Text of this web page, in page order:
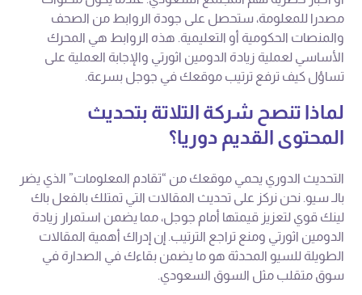
مصدرا للمعلومة، ستحصل على جودة الروابط من الصحف
والمنصات الحكومية أو التعليمية. هذه الروابط هي المحرك
الأساسي لعملية زيادة الدومين اثورتي والإجابة العملية على
تساؤل كيف ترفع ترتيب موقعك في جوجل بسرعة.
لماذا تنصح شركة التلاتة بتحديث
المحتوى القديم دوريا؟
التحديث الدوري يحمي موقعك من “تقادم المعلومات” الذي يضر
بالـ سيو. نحن نركز على تحديث المقالات التي تمتلك بالفعل باك
لينك قوي لتعزيز قيمتها أمام جوجل، مما يضمن استمرار زيادة
الدومين اثورتي ومنع تراجع الترتيب. إن إدراك أهمية المقالات
الطويلة للسيو المحدثة هو ما يضمن بقاءك في الصدارة في
سوق متقلب مثل السوق السعودي.